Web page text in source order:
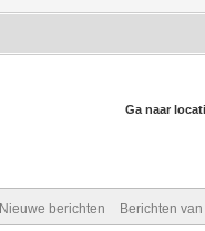
Ga naar
Nieuwe berichten Berichten